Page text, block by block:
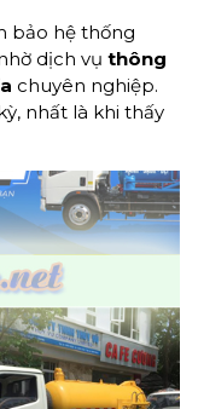
bảo hệ thống
dịch vụ thông
chuyên nghiệp.
nhất là khi thấy